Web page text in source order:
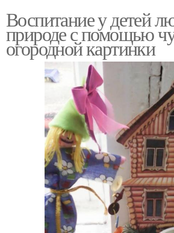
Воспитание у детей
природе с помощью
огородной картинки